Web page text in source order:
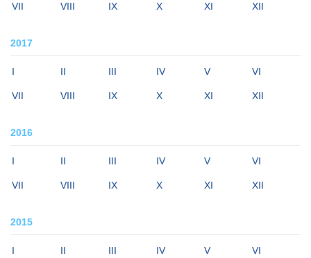
VII VIII IX X XI XII
2017
I II III IV V VI
VII VIII IX X XI XII
2016
I II III IV V VI
VII VIII IX X XI XII
2015
I II III IV V VI